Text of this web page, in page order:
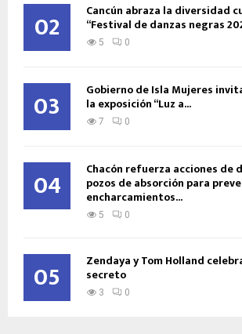
02 Cancún abraza la diversidad
“Festival de danzas negras
5 0
03 Gobierno de Isla Mujeres
la exposición “Luz a...
7 0
04 Chacón refuerza acciones de
pozos de absorción para
encharcamientos...
5 0
05 Zendaya y Tom Holland
secreto
3 0